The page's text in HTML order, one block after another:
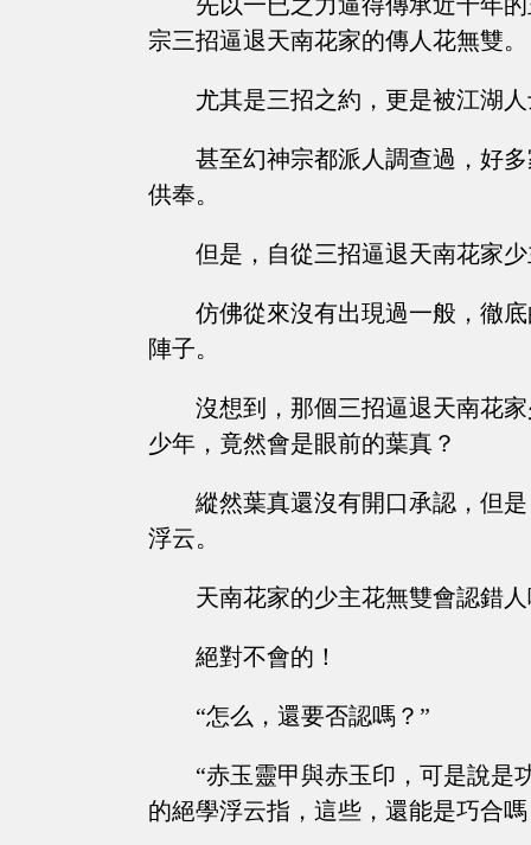
宗三招逼退天南花家的傳人花無雙。
尤其是三招之約，更是被江湖
甚至幻神宗都派人調查過，好
供奉。
但是，自從三招逼退天南花家
仿佛從來沒有出現過一般，徹
陣子。
沒想到，那個三招逼退天南花
少年，竟然會是眼前的葉真？
縱然葉真還沒有開口承認，但
浮云。
天南花家的少主花無雙會認錯
絕對不會的！
“怎么，還要否認嗎？”
“赤玉靈甲與赤玉印，可是說是
的絕學浮云指，這些，還能是巧合嗎